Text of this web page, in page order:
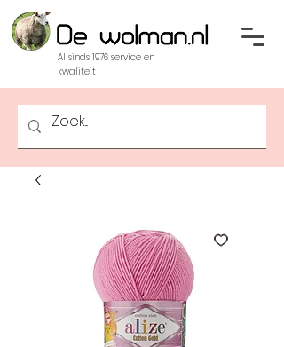
Al sinds 1976 service en
kwaliteit